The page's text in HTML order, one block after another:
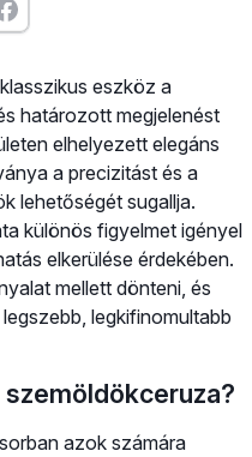
eszköz a
határozott megjelenést
elhelyezett elegáns
a precizitást és a
lehetőségét sugallja.
különös figyelmet igényel
elkerülése érdekében.
mellett dönteni, és
legkifinomultabb
azok számára